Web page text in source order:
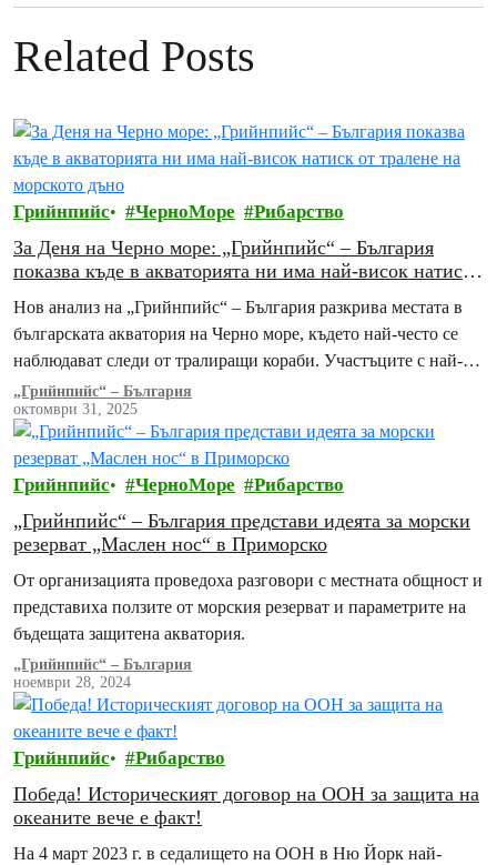
Related Posts
Грийнпийс ЧерноМоре Рибарство
За Деня на Черно море: „Грийнпийс“ – България
показва къде в акваторията ни има най-висок натиск
Нов анализ на „Грийнпийс“ – България разкрива местата в
българската акватория на Черно море, където най-често се
наблюдават следи от тралиращи кораби. Участъците с най-
интензивно тралене обхващат и защитени зони…
„Грийнпийс“ – България
октомври 31, 2025
Грийнпийс ЧерноМоре Рибарство
„Грийнпийс“ – България представи идеята за морски
резерват „Маслен нос“ в Приморско
От организацията проведоха разговори с местната общност и
представиха ползите от морския резерват и параметрите на
бъдещата защитена акватория.
„Грийнпийс“ – България
ноември 28, 2024
Грийнпийс Рибарство
Победа! Историческият договор на ООН за защита на
океаните вече е факт!
На 4 март 2023 г. в седалището на ООН в Ню Йорк най-